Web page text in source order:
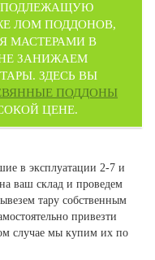
ПОДЛЕЖАЩУЮ
ЛОМ ПОДДОНОВ,
МАСТЕРАМИ В
ЗАНИЖАЕМ
ЗДЕСЬ ВЫ
ПОДДОНЫ
ЦЕНЕ.
в эксплуатации 2-7 и
ваш склад и проведем
тару собственным
привезти
случае мы купим их по